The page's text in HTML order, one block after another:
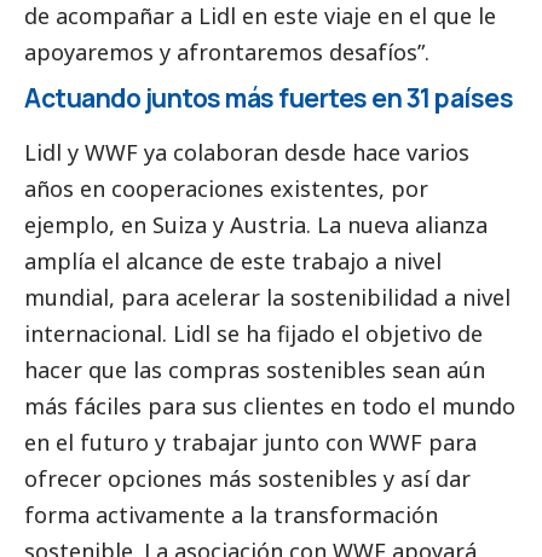
de acompañar a Lidl en este viaje en el que le
apoyaremos y afrontaremos desafíos”.
Actuando juntos más fuertes en 31 países
Lidl y WWF ya colaboran desde hace varios
años en cooperaciones existentes, por
ejemplo, en Suiza y Austria. La nueva alianza
amplía el alcance de este trabajo a nivel
mundial, para acelerar la sostenibilidad a nivel
internacional. Lidl se ha fijado el objetivo de
hacer que las compras sostenibles sean aún
más fáciles para sus clientes en todo el mundo
en el futuro y trabajar junto con WWF para
ofrecer opciones más sostenibles y así dar
forma activamente a la transformación